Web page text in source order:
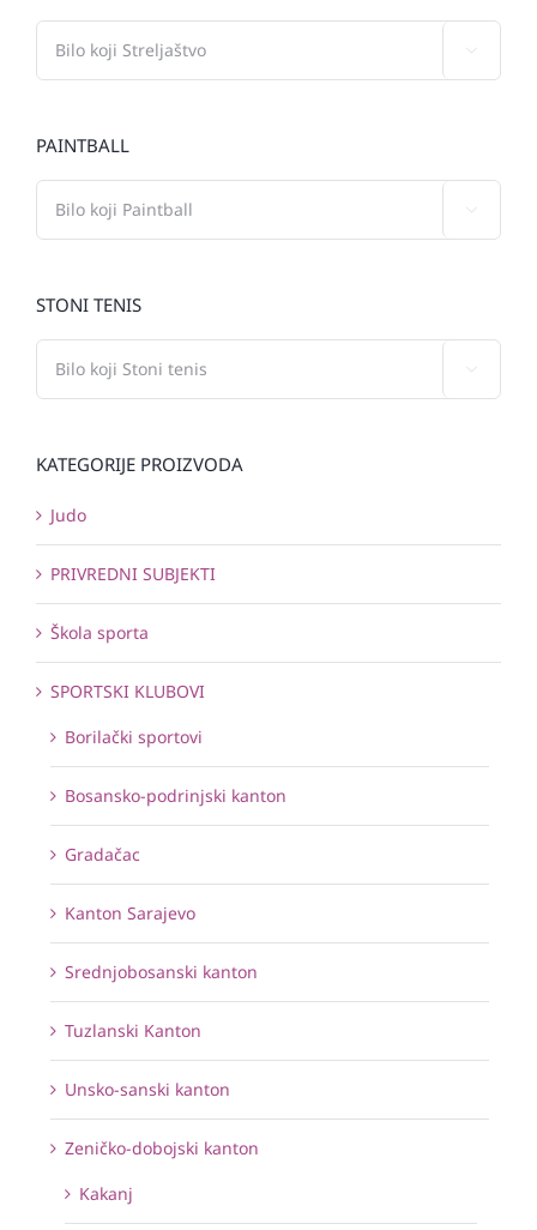
PAINTBALL
STONI TENIS
KATEGORIJE PROIZVODA
Judo
PRIVREDNI SUBJEKTI
Škola sporta
SPORTSKI KLUBOVI
Borilački sportovi
Bosansko-podrinjski kanton
Gradačac
Kanton Sarajevo
Srednjobosanski kanton
Tuzlanski Kanton
Unsko-sanski kanton
Zeničko-dobojski kanton
Kakanj